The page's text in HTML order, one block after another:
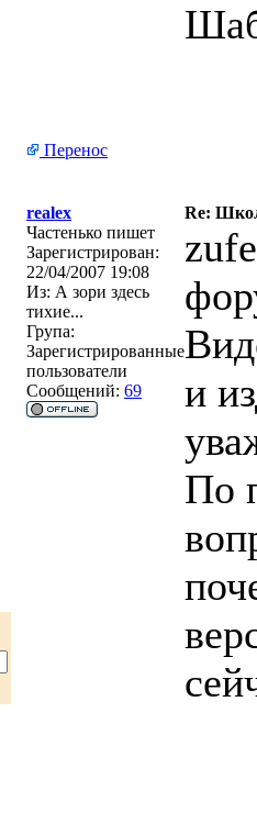
Перенос
realex
Re:
Частенько пишет
Зарегистрирован:
22/04/2007 19:08
Из: А зори здесь
тихие...
Група:
Зарегистрированные
пользователи
Сообщений: 69
и
По